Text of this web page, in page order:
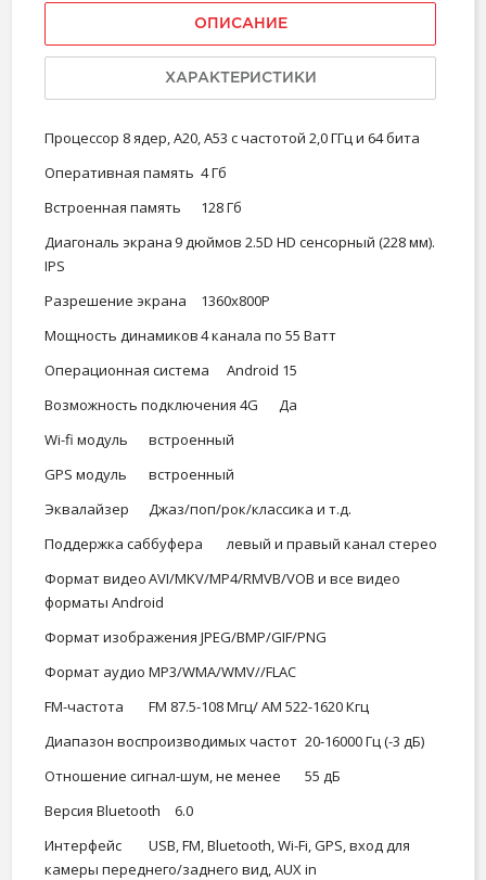
ОПИСАНИЕ
ХАРАКТЕРИСТИКИ
Процессор 8 ядер, A20, А53 с частотой 2,0 ГГц и 64 бита
Оперативная память 4 Гб
Встроенная память
128 Гб
Диагональ экрана 9 дюймов 2.5D HD сенсорный (228 мм).
IPS
Разрешение экрана
1360x800Р
Мощность динамиков4 канала по 55 Ватт
Операционная система
Android 15
Возможность подключения 4G
Да
Wi-fi модуль
встроенный
GPS модуль
встроенный
Эквалайзер
Джаз/поп/рок/классика и т.д.
Поддержка саббуфера
левый и правый канал стерео
Формат видеоAVI/MKV/MP4/RMVB/VOB и все видео
форматы Android
Формат изображения JPEG/BMP/GIF/PNG
Формат аудио MP3/WMA/WMV//FLAC
FM-частота
FM 87.5-108 Мгц/ AM 522-1620 Кгц
Диапазон воспроизводимых частот 20-16000 Гц (-3 дБ)
Отношение сигнал-шум, не менее
55 дБ
Версия Bluetooth
6.0
Интерфейс
USB, FM, Bluetooth, Wi-Fi, GPS, вход для
камеры переднего/заднего вид, AUX in